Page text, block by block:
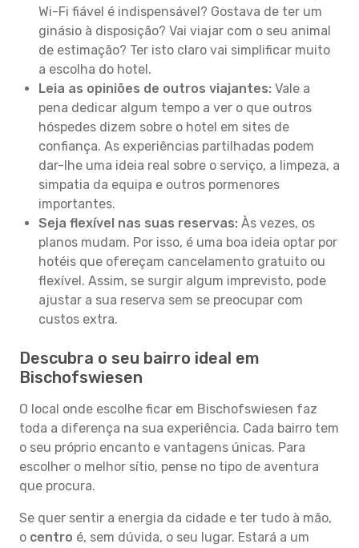
Wi-Fi fiável é indispensável? Gostava de ter um
ginásio à disposição? Vai viajar com o seu animal
de estimação? Ter isto claro vai simplificar muito
a escolha do hotel.
Leia as opiniões de outros viajantes: Vale a
pena dedicar algum tempo a ver o que outros
hóspedes dizem sobre o hotel em sites de
confiança. As experiências partilhadas podem
dar-lhe uma ideia real sobre o serviço, a limpeza, a
simpatia da equipa e outros pormenores
importantes.
Seja flexível nas suas reservas: Às vezes, os
planos mudam. Por isso, é uma boa ideia optar por
hotéis que ofereçam cancelamento gratuito ou
flexível. Assim, se surgir algum imprevisto, pode
ajustar a sua reserva sem se preocupar com
custos extra.
Descubra o seu bairro ideal em
Bischofswiesen
O local onde escolhe ficar em Bischofswiesen faz
toda a diferença na sua experiência. Cada bairro tem
o seu próprio encanto e vantagens únicas. Para
escolher o melhor sítio, pense no tipo de aventura
que procura.
Se quer sentir a energia da cidade e ter tudo à mão,
o centro é, sem dúvida, o seu lugar. Estará a um